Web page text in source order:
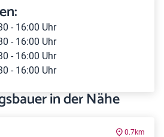
- 16:00 Uhr
- 16:00 Uhr
- 16:00 Uhr
- 16:00 Uhr
in der Nähe
0.7km